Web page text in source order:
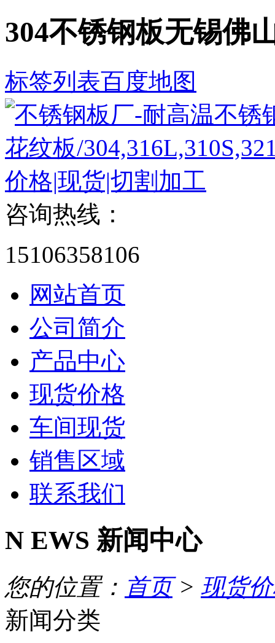
304不锈钢板无锡佛
标签列表百度地图
咨询热线：
15106358106
网站首页
公司简介
产品中心
现货价格
车间现货
销售区域
联系我们
N EWS 新闻中心
您的位置： 首页> 现货
新闻分类